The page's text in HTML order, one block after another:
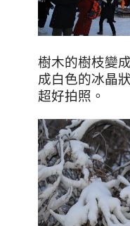
樹木的樹枝變
成白色的冰晶
超好拍照。